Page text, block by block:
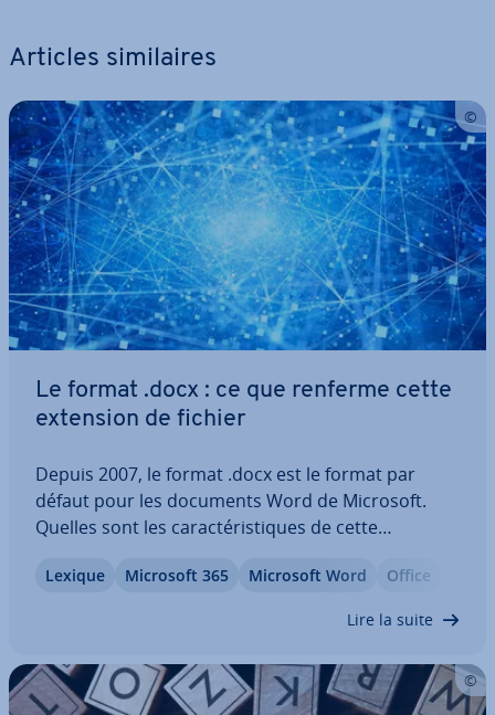
Articles si­mi­laires
Le format .docx : ce que renferme cette
extension de fichier
Depuis 2007, le format .docx est le format par
défaut pour les documents Word de Microsoft.
Quelles sont les ca­rac­té­ris­tiques de cette
pré­dé­ces­seur, le format .doc ? Apprenez-en plus
Lexique Microsoft 365 Microsoft Word Office
Lire la suite